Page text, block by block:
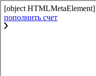
[object HTMLMetaElement]
пополнить счет